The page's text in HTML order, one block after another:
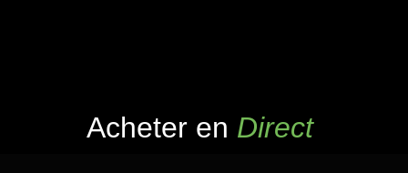
Acheter en Direct